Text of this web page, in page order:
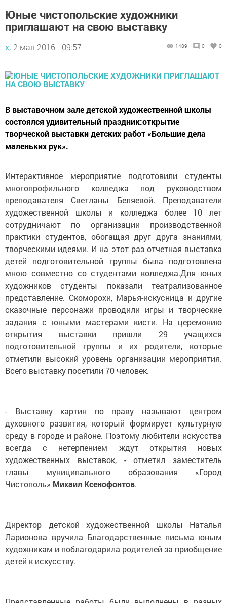
Юные чистопольские художники
приглашают на свою выставку
х, 2 мая 2016 - 09:57 1489 0 0
В выставочном зале детской художественной школы
состоялся удивительный праздник:открытие
творческой выставки детских работ «Большие дела
маленьких рук».
Интерактивное мероприятие подготовили студенты
многопрофильного колледжа под руководством
преподавателя Светланы Беляевой. Преподаватели
художественной школы и колледжа более 10 лет
сотрудничают по организации производственной
практики студентов, обогащая друг друга знаниями,
творческими идеями. И на этот раз отчетная выставка
детей подготовительной группы была подготовлена
мною совместно со студентами колледжа.Для юных
художников студенты показали театрализованное
представление. Скоморохи, Марья-искусница и другие
сказочные персонажи проводили игры и творческие
задания с юными мастерами кисти. На церемонию
открытия выставки пришли 29 учащихся
подготовительной группы и их родители, которые
отметили высокий уровень организации мероприятия.
Всего выставку посетили 70 человек.
- Выставку картин по праву называют центром
духовного развития, который формирует культурную
среду в городе и районе. Поэтому любители искусства
всегда с нетерпением ждут открытия новых
художественных выставок, - отметил заместитель
главы муниципального образования «Город
Чистополь» Михаил Ксенофонтов.
Директор детской художественной школы Наталья
Ларионова вручила Благодарственные письма юным
художникам и поблагодарила родителей за приобщение
детей к искусству.